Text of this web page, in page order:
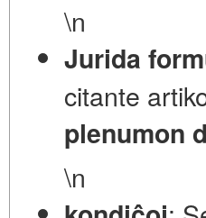
\n
Jurida
citante
plenumon
\n